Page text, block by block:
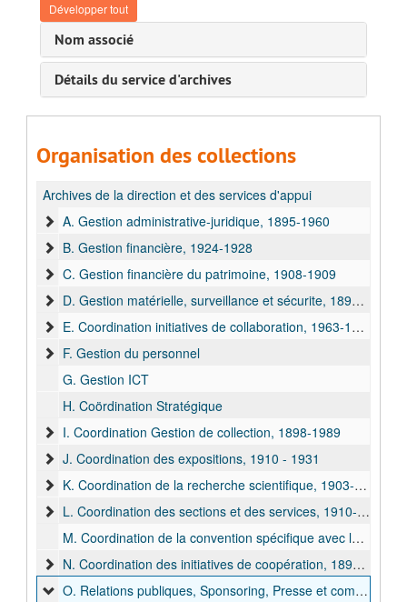
Développer tout
Nom associé
Détails du service d'archives
Organisation des collections
Archives de la direction et des services d'appui
A. Gestion administrative-juridique, 1895-1960
B. Gestion financière, 1924-1928
C. Gestion financière du patrimoine, 1908-1909
D. Gestion matérielle, surveillance et sécurite, 1896-1930
E. Coordination initiatives de collaboration, 1963-1989
F. Gestion du personnel
G. Gestion ICT
H. Coördination Stratégique
I. Coordination Gestion de collection, 1898-1989
J. Coordination des expositions, 1910 - 1931
K. Coordination de la recherche scientifique, 1903-1932
L. Coordination des sections et des services, 1910-1971
M. Coordination de la convention spécifique avec la Direction Générale Coopération au Développement
N. Coordination des initiatives de coopération, 1895-1909
O. Relations publiques, Sponsoring, Presse et communication, Publications